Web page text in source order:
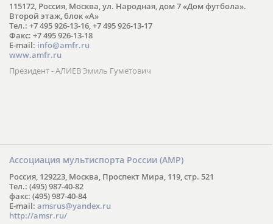
115172, Россия, Москва, ул. Народная, дом 7 «Дом футбола».
Второй этаж, блок «А»
Тел.: +7 495 926-13-16, +7 495 926-13-17
Факс: +7 495 926-13-18
E-mail: info@amfr.ru
www.amfr.ru
Президент - АЛИЕВ Эмиль Гуметович
Ассоциация мультиспорта России (АМР)
Россия, 129223, Москва, Проспект Мира, 119, стр. 521
Тел.: (495) 987-40-82
факс: (495) 987-40-84
E-mail: amsrus@yandex.ru
http://amsr.ru/